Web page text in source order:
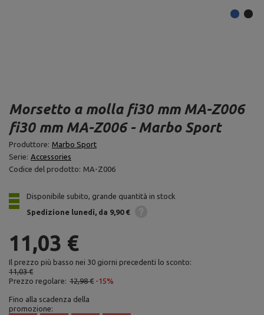
Morsetto a molla fi30 mm MA-Z006
fi30 mm MA-Z006 - Marbo Sport
Produttore: Marbo Sport
Serie: Accessories
Codice del prodotto: MA-Z006
Disponibile subito, grande quantità in stock
Spedizione lunedì da 9,90 €
11,03 €
Il prezzo più basso nei 30 giorni precedenti lo sconto:
11,03 €
Prezzo regolare: 12,98 € -15%
Fino alla scadenza della
promozione: